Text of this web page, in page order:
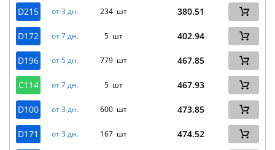
D215 от 3 дн. 234 шт 380.51
D172 от 7 дн. 5 шт 402.94
D196 от 5 дн. 779 шт 467.85
C114 от 7 дн. 5 шт 467.93
D100 от 3 дн. 600 шт 473.85
D171 от 3 дн. 167 шт 474.52